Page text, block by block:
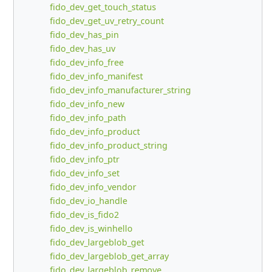
fido_dev_get_touch_status
fido_dev_get_uv_retry_count
fido_dev_has_pin
fido_dev_has_uv
fido_dev_info_free
fido_dev_info_manifest
fido_dev_info_manufacturer_string
fido_dev_info_new
fido_dev_info_path
fido_dev_info_product
fido_dev_info_product_string
fido_dev_info_ptr
fido_dev_info_set
fido_dev_info_vendor
fido_dev_io_handle
fido_dev_is_fido2
fido_dev_is_winhello
fido_dev_largeblob_get
fido_dev_largeblob_get_array
fido_dev_largeblob_remove